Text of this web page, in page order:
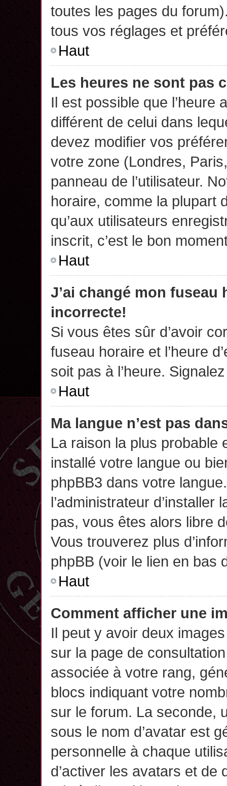
toutes les pages du
tous vos réglages et
Haut
Les heures ne sont pas
Il est possible que l’heure
différent de celui dans
devez modifier vos
votre zone (Londres,
panneau de l’utilisateur.
horaire, comme la plupart
qu’aux utilisateurs
inscrit, c’est le bon
Haut
J’ai changé mon fuseau
incorrecte!
Si vous êtes sûr d’avoir
fuseau horaire et l’heure
soit pas à l’heure.
Haut
Ma langue n’est pas
La raison la plus probable
installé votre langue ou
phpBB3 dans votre
l’administrateur d’installer
pas, vous êtes alors libre
Vous trouverez plus
phpBB (voir le lien en bas
Haut
Comment afficher une
Il peut y avoir deux
sur la page de
associée à votre rang,
blocs indiquant votre
sur le forum. La seconde,
sous le nom d’avatar est
personnelle à chaque
d’activer les avatars et de